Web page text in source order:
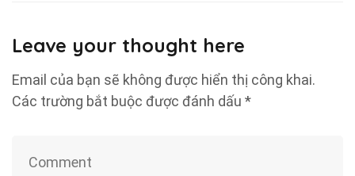
Leave your thought here
Email của bạn sẽ không được hiển thị công khai.
Các trường bắt buộc được đánh dấu *